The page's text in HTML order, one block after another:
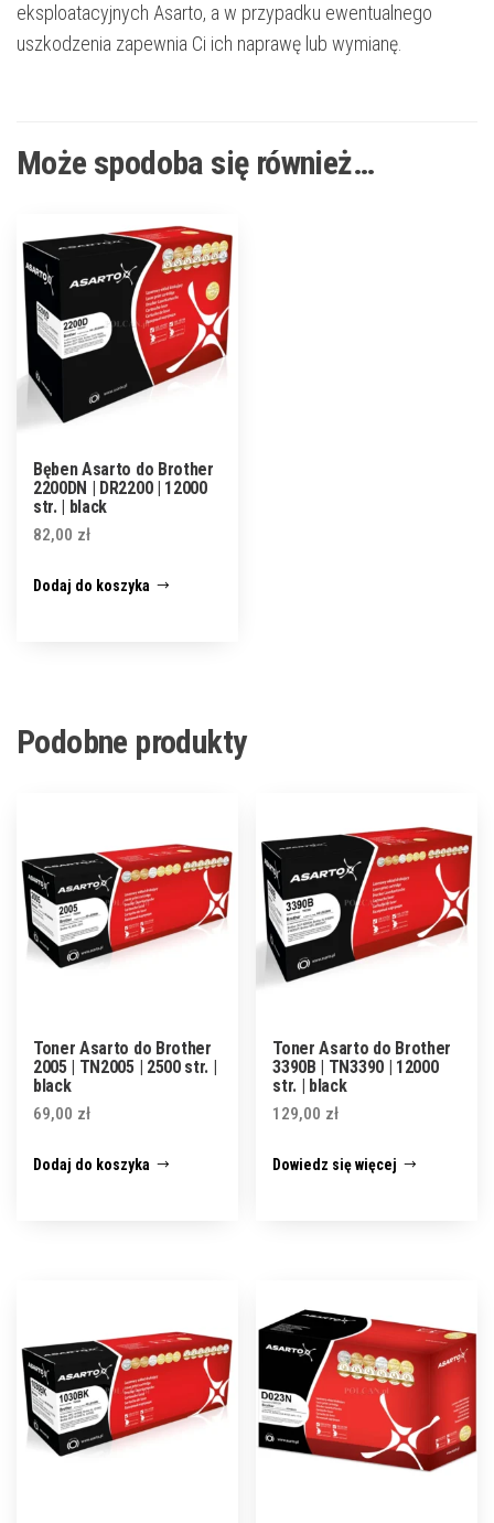
eksploatacyjnych Asarto, a w przypadku ewentualnego
uszkodzenia zapewnia Ci ich naprawę lub wymianę.
Może spodoba się również…
Bęben Asarto do Brother
2200DN | DR2200 | 12000
str. | black
82,00 zł
Dodaj do koszyka
Podobne produkty
Toner Asarto do Brother
2005 | TN2005 | 2500 str. |
black
69,00 zł
Dodaj do koszyka
Toner Asarto do Brother
3390B | TN3390 | 12000
str. | black
129,00 zł
Dowiedz się więcej